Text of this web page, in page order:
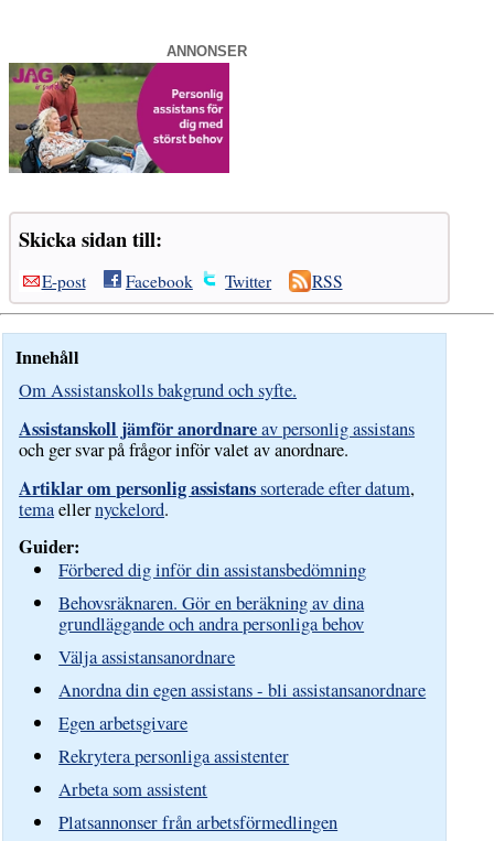
ANNONSER
Skicka sidan till:
E-post Facebook Twitter RSS
Innehåll
Om Assistanskolls bakgrund och syfte.
Assistanskoll jämför anordnareav personlig assistans
och ger svar på frågor inför valet av anordnare.
Artiklar om personlig assistanssorterade efter datum,
temaellernyckelord.
Guider:
Förbered dig inför din assistansbedömning
Behovsräknaren. Gör en beräkning av dina
grundläggande och andra personliga behov
Välja assistansanordnare
Anordna din egen assistans - bli assistansanordnare
Egen arbetsgivare
Rekrytera personliga assistenter
Arbeta som assistent
Platsannonser från arbetsförmedlingen